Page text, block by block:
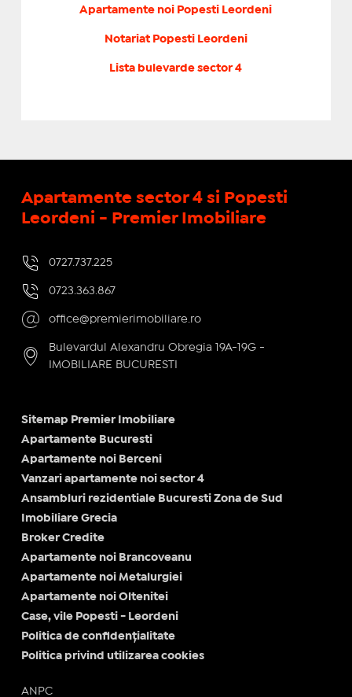
Apartamente noi Popesti Leordeni
Notariat Popesti Leordeni
Lista bulevarde sector 4
Apartamente sector 4 si Popesti
Leordeni - Premier Imobiliare
0727.737.225
0723.363.867
office@premierimobiliare.ro
Bulevardul Alexandru Obregia 19A-19G -
IMOBILIARE BUCURESTI
Sitemap Premier Imobiliare
Apartamente Bucuresti
Apartamente noi Berceni
Vanzari apartamente noi sector 4
Ansambluri rezidentiale Bucuresti Zona de Sud
Imobiliare Grecia
Broker Credite
Apartamente noi Brancoveanu
Apartamente noi Metalurgiei
Apartamente noi Oltenitei
Case, vile Popesti - Leordeni
Politica de confidențialitate
Politica privind utilizarea cookies
ANPC